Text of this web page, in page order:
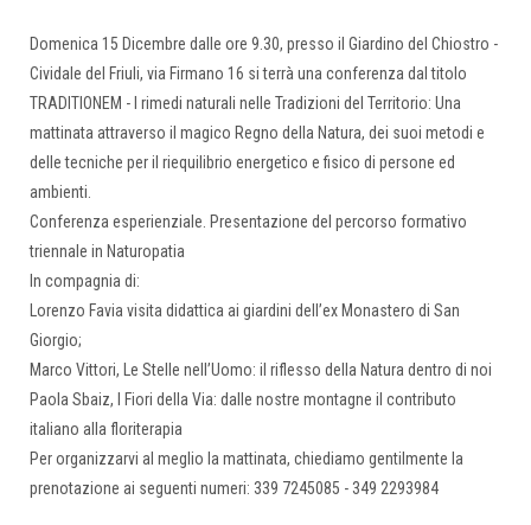
Domenica 15 Dicembre dalle ore 9.30, presso il Giardino del Chiostro -
Cividale del Friuli, via Firmano 16 si terrà una conferenza dal titolo
TRADITIONEM - I rimedi naturali nelle Tradizioni del Territorio: Una
mattinata attraverso il magico Regno della Natura, dei suoi metodi e
delle tecniche per il riequilibrio energetico e fisico di persone ed
ambienti.
Conferenza esperienziale. Presentazione del percorso formativo
triennale in Naturopatia
In compagnia di:
Lorenzo Favia visita didattica ai giardini dell’ex Monastero di San
Giorgio;
Marco Vittori, Le Stelle nell’Uomo: il riflesso della Natura dentro di noi
Paola Sbaiz, I Fiori della Via: dalle nostre montagne il contributo
italiano alla floriterapia
Per organizzarvi al meglio la mattinata, chiediamo gentilmente la
prenotazione ai seguenti numeri: 339 7245085 - 349 2293984